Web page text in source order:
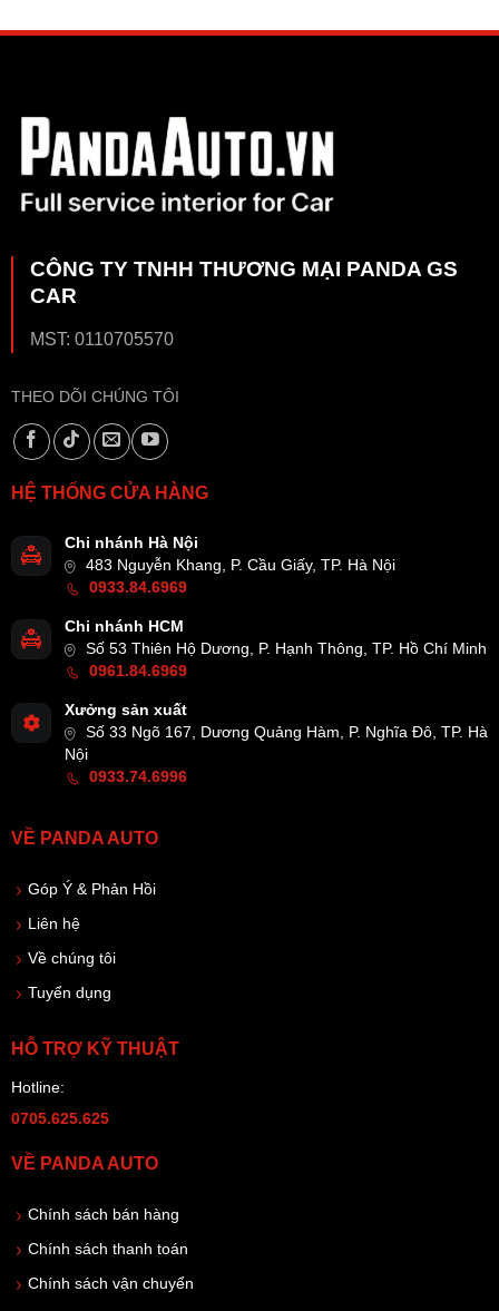
CÔNG TY TNHH THƯƠNG MẠI PANDA GS
CAR
MST: 0110705570
THEO DÕI CHÚNG TÔI
HỆ THỐNG CỬA HÀNG
Chi nhánh Hà Nội
483 Nguyễn Khang, P. Cầu Giấy, TP. Hà Nội
0933.84.6969
Chi nhánh HCM
Số 53 Thiên Hộ Dương, P. Hạnh Thông, TP. Hồ Chí Minh
0961.84.6969
Xưởng sản xuất
Số 33 Ngõ 167, Dương Quảng Hàm, P. Nghĩa Đô, TP. Hà
Nội
0933.74.6996
VỀ PANDA AUTO
Góp Ý & Phản Hồi
Liên hệ
Về chúng tôi
Tuyển dụng
HỖ TRỢ KỸ THUẬT
Hotline:
0705.625.625
VỀ PANDA AUTO
Chính sách bán hàng
Chính sách thanh toán
Chính sách vận chuyển